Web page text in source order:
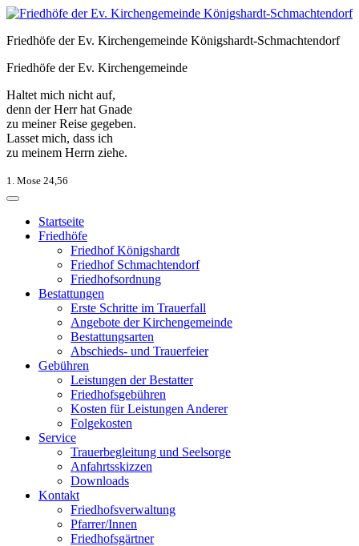
Skip
content
Friedhöfe der Ev. Kirchengemeinde Königshardt-Schmachtendorf
Friedhöfe der Ev. Kirchengemeinde
Haltet mich nicht auf,
denn der Herr hat Gnade
zu meiner Reise gegeben.
Lasset mich, dass ich
zu meinem Herrn ziehe.
1. Mose 24,56
Startseite
Friedhöfe
Friedhof Königshardt
Friedhof Schmachtendorf
Friedhofsordnung
Bestattungen
Erste Schritte im Trauerfall
Angebote der Kirchengemeinde
Bestattungsarten
Abschieds- und Trauerfeier
Gebühren
Leistungen der Bestatter
Friedhofsgebühren
Kosten für Leistungen Anderer
Folgekosten
Service
Trauerbegleitung und Seelsorge
Anfahrtsskizzen
Downloads
Kontakt
Friedhofsverwaltung
Pfarrer/Innen
Friedhofsgärtner